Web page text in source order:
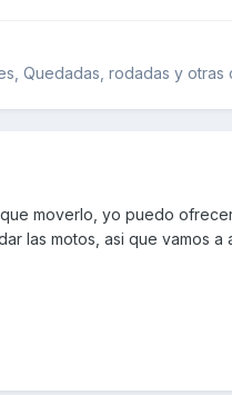
Quedadas, rodadas y otras
moverlo, yo puedo
las motos, asi que vamos a